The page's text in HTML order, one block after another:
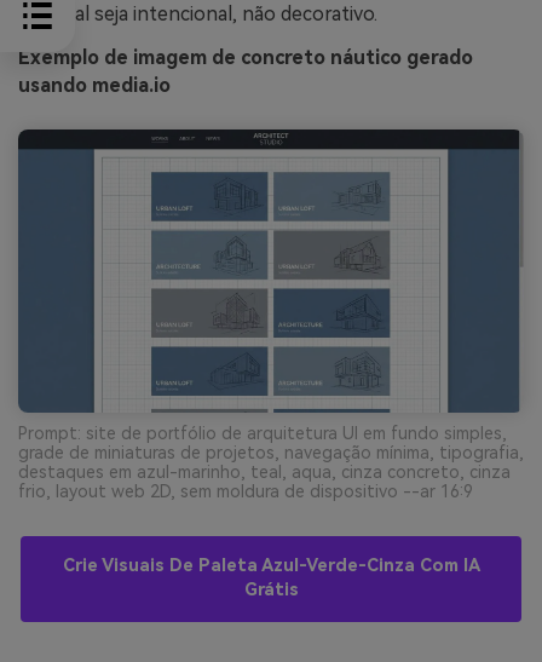
que teal seja intencional, não decorativo.
Exemplo de imagem de concreto náutico gerado
usando media.io
Prompt: site de portfólio de arquitetura UI em fundo simples,
grade de miniaturas de projetos, navegação mínima, tipografia,
destaques em azul-marinho, teal, aqua, cinza concreto, cinza
frio, layout web 2D, sem moldura de dispositivo --ar 16:9
Crie Visuais De Paleta Azul-Verde-Cinza Com IA
Grátis